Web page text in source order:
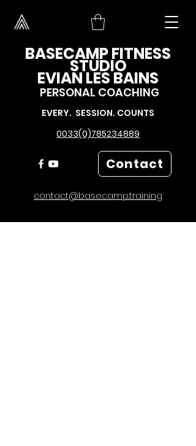
PERSONAL COACHING
0033(0)785234889
Contact
BASECAMP FITNESS
STUDIO
EVIAN LES BAINS
contact@basecamp.training
EVERY. SESSION. COUNTS